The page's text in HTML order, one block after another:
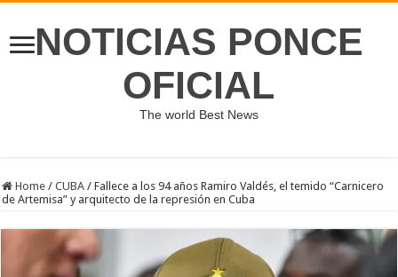
NOTICIAS PONCE
OFICIAL
The world Best News
Home / CUBA / Fallece a los 94 años Ramiro Valdés, el temido “Carnicero
de Artemisa” y arquitecto de la represión en Cuba